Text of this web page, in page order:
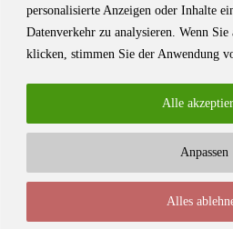
personalisierte Anzeigen oder Inhalte
Datenverkehr zu analysieren. Wenn
klicken, stimmen Sie der Anwendung
Anpassen
Alles
Alle
Das Schriftstellerhaus ist ein beliebter
Autoren aus Stuttgart und der Region
Lesungen, Tagungen und
© Stuttgarter Schriftstellerhaus